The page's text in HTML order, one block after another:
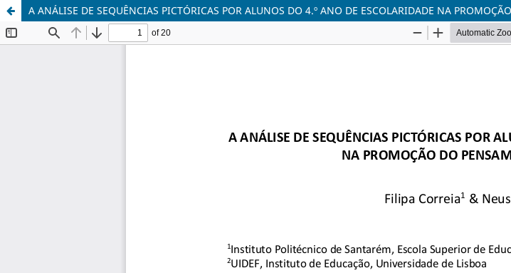
A ANÁLISE DE SEQUÊNCIAS PICTÓRICAS POR ALUNOS DO 4.º ANO DE ESCOLARIDADE NA